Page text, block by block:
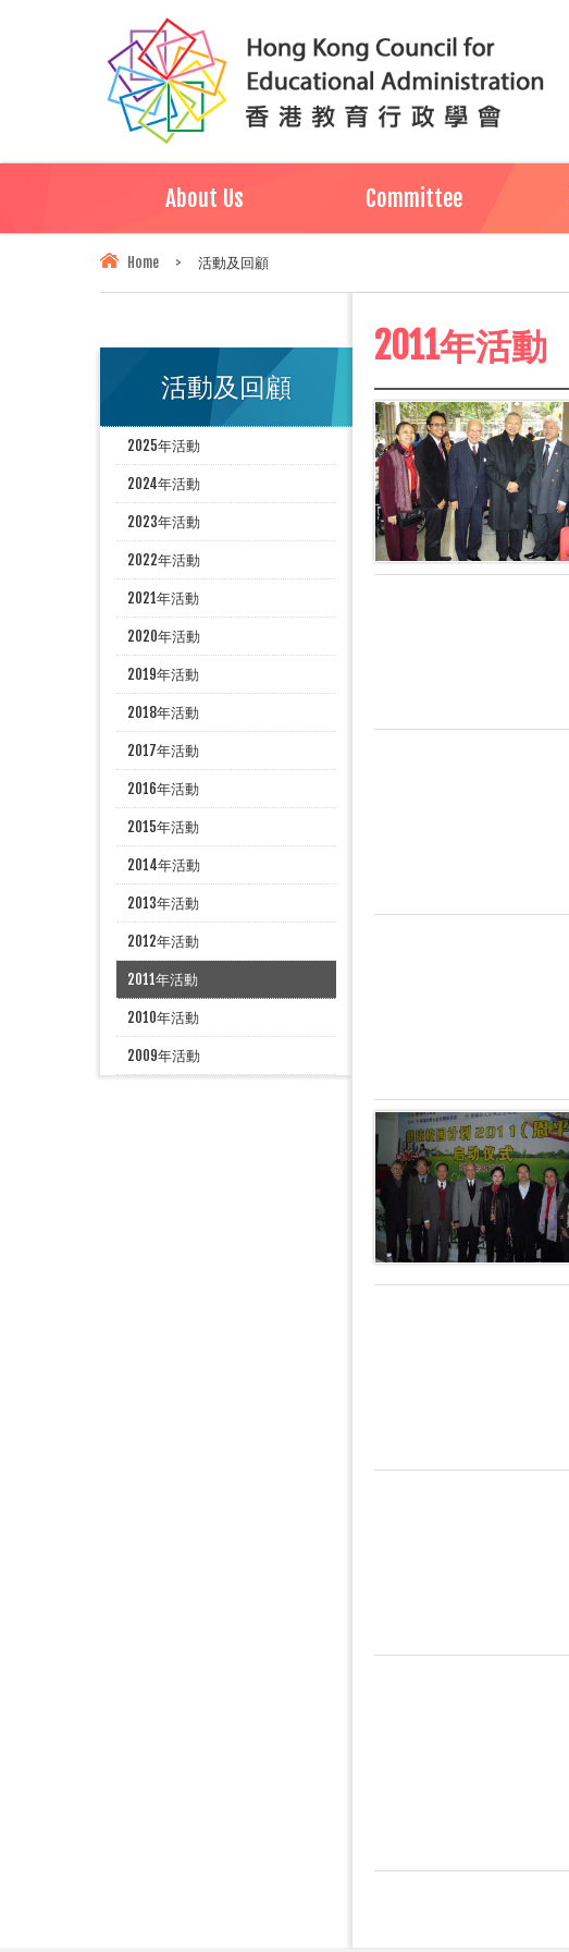
About Us Committee
Home > 活動及回顧
活動及回顧
2025年活動
2024年活動
2023年活動
2022年活動
2021年活動
2020年活動
2019年活動
2018年活動
2017年活動
2016年活動
2015年活動
2014年活動
2013年活動
2012年活動
2011年活動
2010年活動
2009年活動
2011年活動